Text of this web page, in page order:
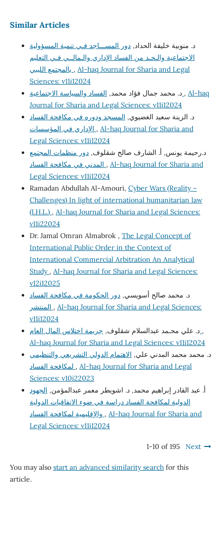
Similar Articles
د. منوبية خليفة الحداد,دور المســـاجد فـي تنمية المسؤولية
الاجتماعية والـحـد من الفساد الإداري والـمالــي فـي التعليم
, Al-haq Journal for Sharia and Legal
Sciences: v11i12024
د. محمد جمال فؤاد محمد,الفساد والسياسة الاجتماعية , Al-haq
Journal for Sharia and Legal Sciences: v11i12024
د. الزينة سعيد الغضيوي, المسجد ودوره في مكافحة الفساد
, Al-haq Journal for Sharia and
Legal Sciences: v11i12024
د.رحيمة يونس, أ. الشارف صالح شقلوف,دور منظمات المجتمع
, Al-haq Journal for Sharia and
Legal Sciences: v11i12024
Ramadan Abdullah Al-Amouri, Cyber Wars (Reality –
Challenges) In light of international humanitarian law
(I.H.L.) , Al-haq Journal for Sharia and Legal Sciences:
v11i22024
Dr. Jamal Omran Almabrok , The Legal Concept of
International Public Order in the Context of
International Commercial Arbitration An Analytical
Study , Al-haq Journal for Sharia and Legal Sciences:
v12i12025
د. محمد صالح أسويسي,دور الحكومة في مكافحة الفساد
, Al-haq Journal for Sharia and Legal Sciences:
v11i12024
د. علي محـمد عبدالسلام شقلوف,جريمة اختلاس المال العام ,
Al-haq Journal for Sharia and Legal Sciences: v11i12024
د. محمد محمد المدني علي, الاهتمام الدولي التشريعي والتنظيمي
, Al-haq Journal for Sharia and Legal
Sciences: v10i22023
أ. عبد القادر إبراهيم محمد, د. اشويطر معمر عبدالمؤمن, الجهود
الدولية لمكافحة الفساد دراسة في ضوء الاتفاقيات الدولية
, Al-haq Journal for Sharia and
Legal Sciences: v11i12024
1-10 of 195 Next
You may also start an advanced similarity searchfor this
article.